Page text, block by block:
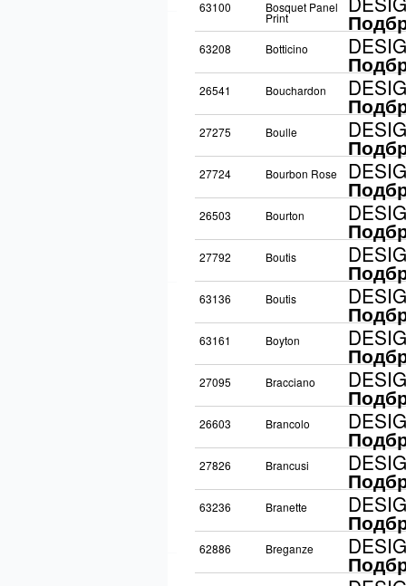
63100 Bosquet Panel
Print
63208 Botticino
26541 Bouchardon
27275 Boulle
27724 Bourbon Rose
26503 Bourton
27792 Boutis
63136 Boutis
63161 Boyton
27095 Bracciano
26603 Brancolo
27826 Brancusi
63236 Branette
62886 Breganze